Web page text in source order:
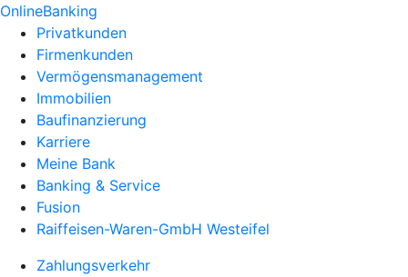
OnlineBanking
Privatkunden
Firmenkunden
Vermögensmanagement
Immobilien
Baufinanzierung
Karriere
Meine Bank
Banking & Service
Fusion
Raiffeisen-Waren-GmbH Westeifel
Zahlungsverkehr